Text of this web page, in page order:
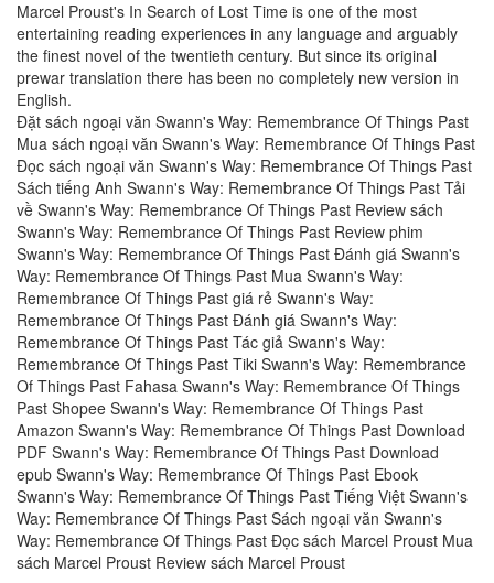
Marcel Proust's In Search of Lost Time is one of the most
entertaining reading experiences in any language and arguably
the finest novel of the twentieth century. But since its original
prewar translation there has been no completely new version in
English.
Đặt sách ngoại văn Swann's Way: Remembrance Of Things Past
Mua sách ngoại văn Swann's Way: Remembrance Of Things Past
Đọc sách ngoại văn Swann's Way: Remembrance Of Things Past
Sách tiếng Anh Swann's Way: Remembrance Of Things Past Tải
về Swann's Way: Remembrance Of Things Past Review sách
Swann's Way: Remembrance Of Things Past Review phim
Swann's Way: Remembrance Of Things Past Đánh giá Swann's
Way: Remembrance Of Things Past Mua Swann's Way:
Remembrance Of Things Past giá rẻ Swann's Way:
Remembrance Of Things Past Đánh giá Swann's Way:
Remembrance Of Things Past Tác giả Swann's Way:
Remembrance Of Things Past Tiki Swann's Way: Remembrance
Of Things Past Fahasa Swann's Way: Remembrance Of Things
Past Shopee Swann's Way: Remembrance Of Things Past
Amazon Swann's Way: Remembrance Of Things Past Download
PDF Swann's Way: Remembrance Of Things Past Download
epub Swann's Way: Remembrance Of Things Past Ebook
Swann's Way: Remembrance Of Things Past Tiếng Việt Swann's
Way: Remembrance Of Things Past Sách ngoại văn Swann's
Way: Remembrance Of Things Past Đọc sách Marcel Proust Mua
sách Marcel Proust Review sách Marcel Proust